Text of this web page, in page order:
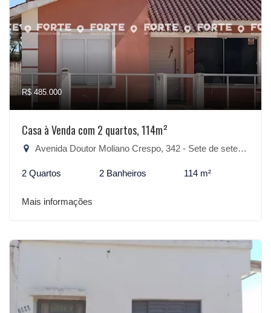
R$ 485.000
Casa à Venda com 2 quartos, 114m²
Avenida Doutor Moliano Crespo, 342 - Sete de setembro, São Lourenço do Sul-RS
2 Quartos 2 Banheiros 114 m²
Mais informações